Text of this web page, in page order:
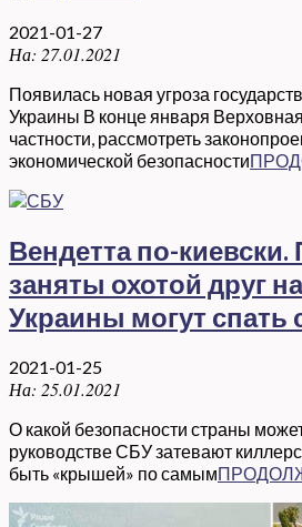
2021-01-27
На: 27.01.2021
Появилась новая угроза
Украины В конце января
частности, рассмотреть
экономической безопасности
Вендетта по-
заняты охотой друг
Украины могут спать
2021-01-25
На: 25.01.2021
О какой безопасности страны
руководстве СБУ затевают
быть «крышей» по самым